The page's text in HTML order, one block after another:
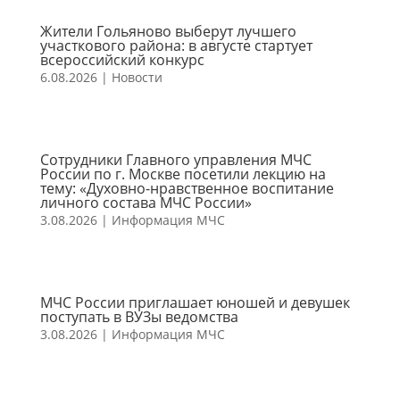
Жители Гольяново выберут лучшего
участкового района: в августе стартует
всероссийский конкурс
6.08.2026| Новости
Сотрудники Главного управления МЧС
России по г. Москве посетили лекцию на
тему: «Духовно-нравственное воспитание
личного состава МЧС России»
3.08.2026| Информация МЧС
МЧС России приглашает юношей и девушек
поступать в ВУЗы ведомства
3.08.2026| Информация МЧС